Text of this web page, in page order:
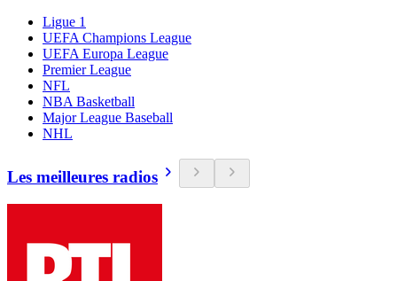
Ligue 1
UEFA Champions League
UEFA Europa League
Premier League
NFL
NBA Basketball
Major League Baseball
NHL
Les meilleures radios